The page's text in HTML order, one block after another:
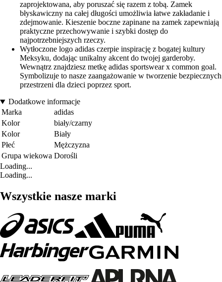
zaprojektowana, aby poruszać się razem z tobą. Zamek
błyskawiczny na całej długości umożliwia łatwe zakładanie i
zdejmowanie. Kieszenie boczne zapinane na zamek zapewniają
praktyczne przechowywanie i szybki dostęp do
najpotrzebniejszych rzeczy.
Wytłoczone logo adidas czerpie inspirację z bogatej kultury
Meksyku, dodając unikalny akcent do twojej garderoby.
Wewnątrz znajdziesz metkę adidas sportswear x common goal.
Symbolizuje to nasze zaangażowanie w tworzenie bezpiecznych
przestrzeni dla dzieci poprzez sport.
Dodatkowe informacje
Marka
adidas
Kolor
biały/czarny
Kolor
Biały
Płeć
Mężczyzna
Grupa wiekowa Dorośli
Loading...
Loading...
Wszystkie nasze marki